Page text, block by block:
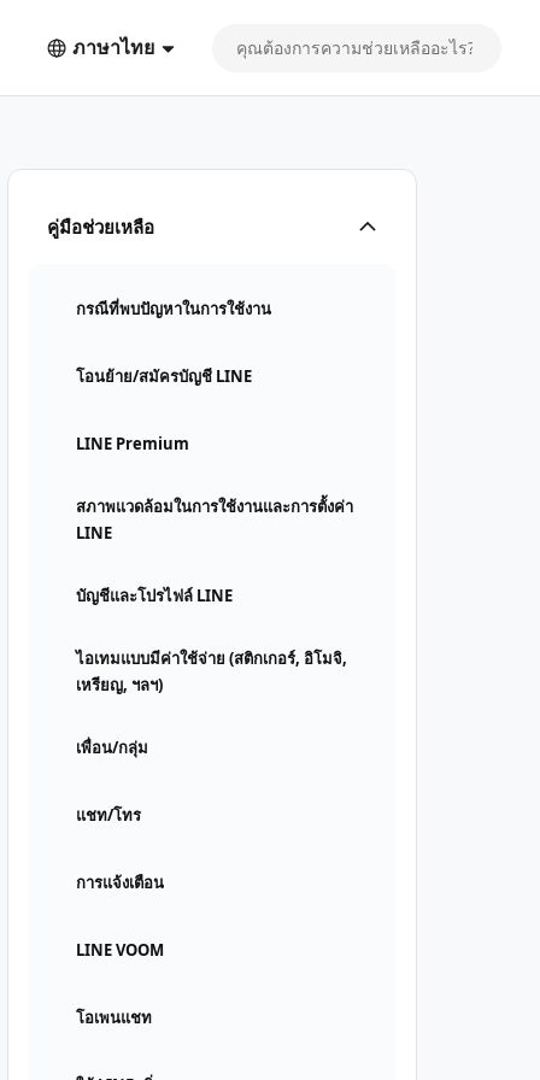
ภาษาไทย
คู่มือช่วยเหลือ
กรณีที่พบปัญหาในการใช้งาน
โอนย้าย/สมัครบัญชี LINE
LINE Premium
สภาพแวดล้อมในการใช้งานและการตั้งค่า
LINE
บัญชีและโปรไฟล์ LINE
ไอเทมแบบมีค่าใช้จ่าย (สติกเกอร์, อิโมจิ,
เหรียญ, ฯลฯ)
เพื่อน/กลุ่ม
แชท/โทร
การแจ้งเตือน
LINE VOOM
โอเพนแชท